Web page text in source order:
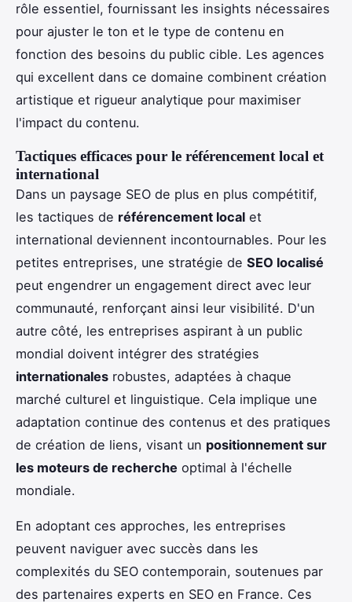
rôle essentiel, fournissant les insights nécessaires
pour ajuster le ton et le type de contenu en
fonction des besoins du public cible. Les agences
qui excellent dans ce domaine combinent création
artistique et rigueur analytique pour maximiser
l'impact du contenu.
Tactiques efficaces pour le référencement local et
international
Dans un paysage SEO de plus en plus compétitif,
les tactiques de référencement local et
international deviennent incontournables. Pour les
petites entreprises, une stratégie de SEO localisé
peut engendrer un engagement direct avec leur
communauté, renforçant ainsi leur visibilité. D'un
autre côté, les entreprises aspirant à un public
mondial doivent intégrer des stratégies
internationales robustes, adaptées à chaque
marché culturel et linguistique. Cela implique une
adaptation continue des contenus et des pratiques
de création de liens, visant un positionnement sur
les moteurs de recherche optimal à l'échelle
mondiale.
En adoptant ces approches, les entreprises
peuvent naviguer avec succès dans les
complexités du SEO contemporain, soutenues par
des partenaires experts en SEO en France. Ces